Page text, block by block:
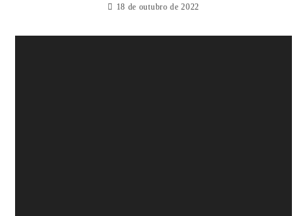
18 de outubro de 2022